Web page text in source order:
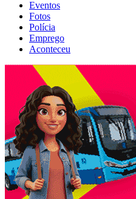
Eventos
Fotos
Polícia
Emprego
Aconteceu